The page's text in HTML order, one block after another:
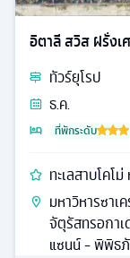
อิตาลี สวิส ฝรั่งเ
ทัวร์ยุโรป
ธ.ค.
ที่พักระดับ
ทะเลสาบโคโ
มหาวิหารซาเ
จัตุรัสทรอกาเ
แซนน์ - พิพิธ